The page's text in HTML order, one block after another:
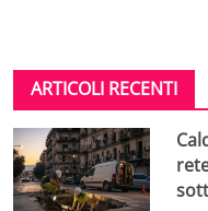
ARTICOLI RECENTI